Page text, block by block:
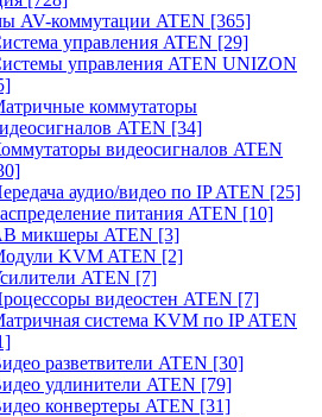
AV-коммутации ATEN [365]
управления ATEN [29]
управления ATEN UNIZON
коммутаторы
ATEN [34]
видеосигналов ATEN
аудио/видео по IP ATEN [25]
питания ATEN [10]
микшеры ATEN [3]
KVM ATEN [2]
ATEN [7]
видеостен ATEN [7]
система KVM по IP ATEN
разветвители ATEN [30]
удлинители ATEN [79]
конвертеры ATEN [31]